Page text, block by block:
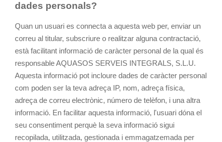
dades personals?
Quan un usuari es connecta a aquesta web per, enviar un
correu al titular, subscriure o realitzar alguna contractació,
està facilitant informació de caràcter personal de la qual és
responsable AQUASOS SERVEIS INTEGRALS, S.L.U.
Aquesta informació pot incloure dades de caràcter personal
com poden ser la teva adreça IP, nom, adreça física,
adreça de correu electrònic, número de telèfon, i una altra
informació. En facilitar aquesta informació, l'usuari dóna el
seu consentiment perquè la seva informació sigui
recopilada, utilitzada, gestionada i emmagatzemada per